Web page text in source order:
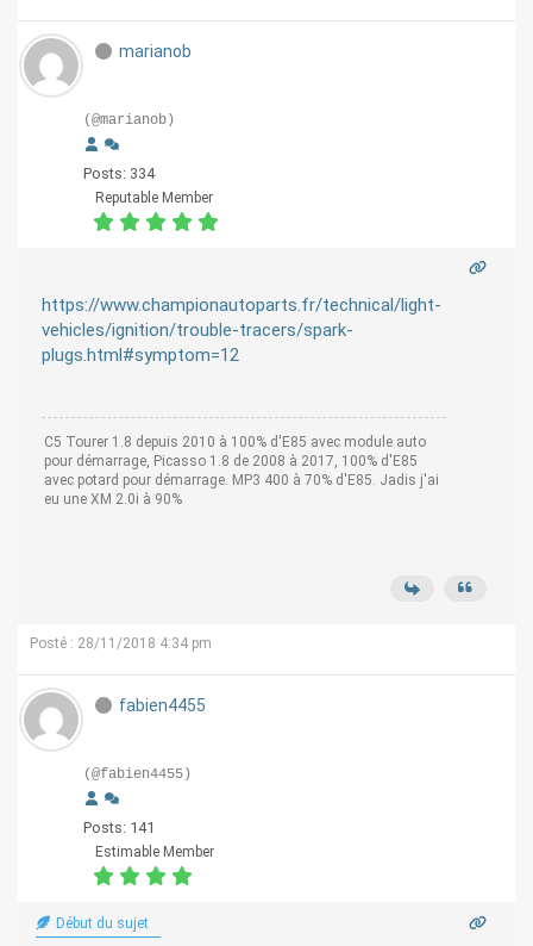
marianob
(@marianob)
Posts: 334
Reputable Member
https://www.championautoparts.fr/technical/light-
vehicles/ignition/trouble-tracers/spark-
plugs.html#symptom=12
C5 Tourer 1.8 depuis 2010 à 100% d'E85 avec module auto
pour démarrage, Picasso 1.8 de 2008 à 2017, 100% d'E85
avec potard pour démarrage. MP3 400 à 70% d'E85. Jadis j'ai
eu une XM 2.0i à 90%
Posté : 28/11/2018 4:34 pm
fabien4455
(@fabien4455)
Posts: 141
Estimable Member
Début du sujet